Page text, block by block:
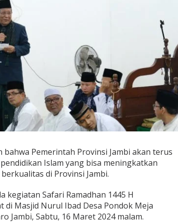
bahwa Pemerintah Provinsi Jambi akan terus
Islam yang bisa meningkatkan
di Provinsi Jambi.
kegiatan Safari Ramadhan 1445 H
di Masjid Nurul Ibad Desa Pondok Meja
Jambi, Sabtu, 16 Maret 2024 malam.